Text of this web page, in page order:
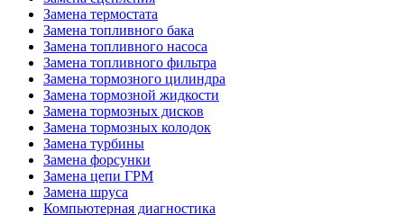
Замена термостата
Замена топливного бака
Замена топливного насоса
Замена топливного фильтра
Замена тормозного цилиндра
Замена тормозной жидкости
Замена тормозных дисков
Замена тормозных колодок
Замена турбины
Замена форсунки
Замена цепи ГРМ
Замена шруса
Компьютерная диагностика